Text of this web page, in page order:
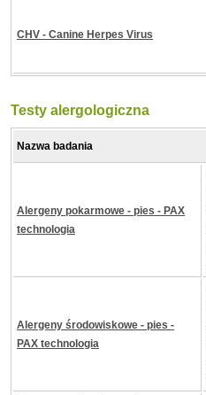
CHV - Canine Herpes Virus
Testy alergologiczna
Nazwa badania
Alergeny pokarmowe - pies - PAX
technologia
Alergeny środowiskowe - pies -
PAX technologia